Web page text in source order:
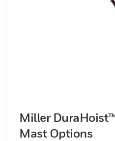
Miller
Mast Options